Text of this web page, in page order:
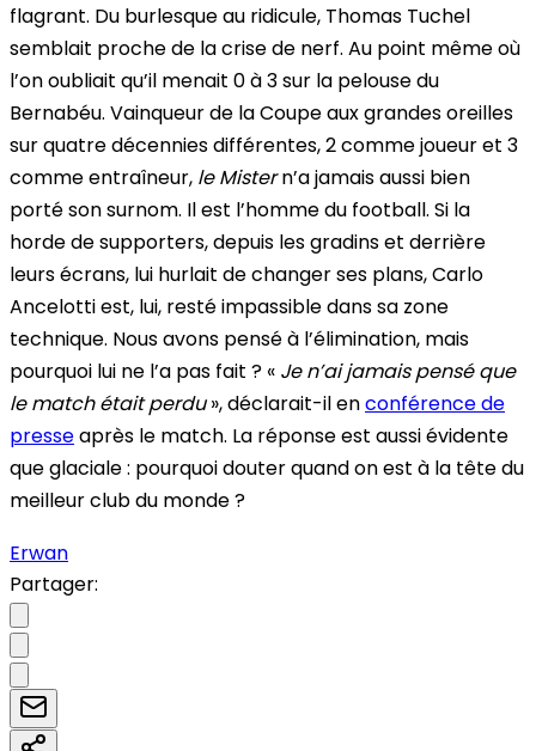
flagrant. Du burlesque au ridicule, Thomas Tuchel
semblait proche de la crise de nerf. Au point même où
l’on oubliait qu’il menait 0 à 3 sur la pelouse du
Bernabéu. Vainqueur de la Coupe aux grandes oreilles
sur quatre décennies différentes, 2 comme joueur et 3
comme entraîneur, le Mistern’a jamais aussi bien
porté son surnom. Il est l’homme du football. Si la
horde de supporters, depuis les gradins et derrière
leurs écrans, lui hurlait de changer ses plans, Carlo
Ancelotti est, lui, resté impassible dans sa zone
technique. Nous avons pensé à l’élimination, mais
pourquoi lui ne l’a pas fait ? « Je n’ai jamais pensé que
le match était perdu», déclarait-il enconférence de
presseaprès le match. La réponse est aussi évidente
que glaciale : pourquoi douter quand on est à la tête du
meilleur club du monde ?
Erwan
Partager: